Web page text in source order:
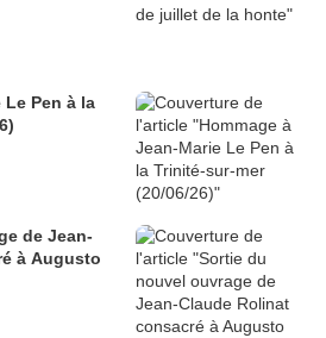
Le Pen à la
de Jean-
à Augusto